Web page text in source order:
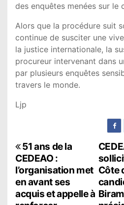
des enquêtes menées sur le
Alors que la procédure suit
continue de susciter une
la justice internationale, la
procureur intervenant dans
par plusieurs enquêtes
travers le monde.
Ljp
N
a
v
Côte
51 ans de la
CEDEAO :
l’organisation met
en avant ses
acquis et appelle à